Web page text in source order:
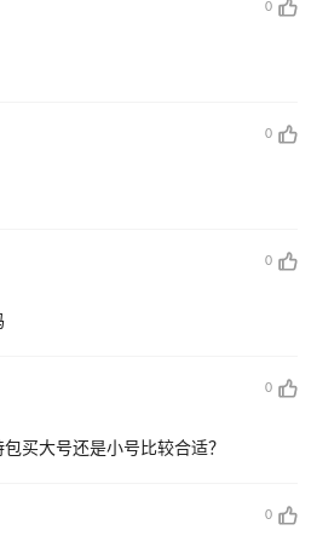
0
0
0
0
买大号还是小号比较合适？
0